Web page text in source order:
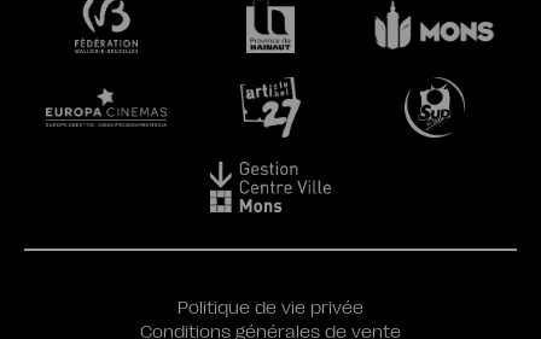
Politique de vie privée
Conditions générales de vente